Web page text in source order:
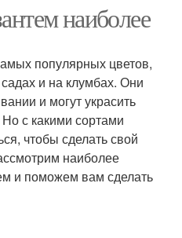
наиболее
популярных цветов,
и на клумбах. Они
и могут украсить
с какими сортами
чтобы сделать свой
наиболее
и поможем вам сделать